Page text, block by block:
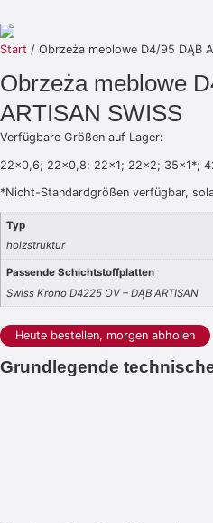
Start / Obrzeża meblowe D4/95 DĄB
Obrzeża meblowe
ARTISAN SWISS
Verfügbare Größen auf Lager:
22×0,6; 22×0,8; 22×1; 22×2; 35×1*;
*Nicht-Standardgrößen verfügbar,
Typ
holzstruktur
Passende Schichtstoffplatten
Swiss Krono D4225 OV – DĄB ARTISAN
Heute bestellen, morgen abholen
Grundlegende